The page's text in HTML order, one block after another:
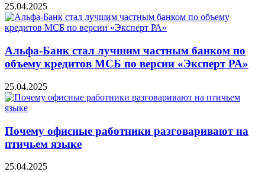
25.04.2025
Альфа-Банк стал лучшим частным банком по
объему кредитов МСБ по версии «Эксперт РА»
25.04.2025
Почему офисные работники разговаривают на
птичьем языке
25.04.2025